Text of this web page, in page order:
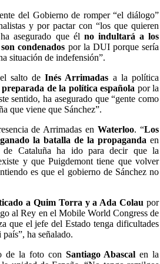
del Gobierno de romper “el diálogo”
y por pactar con “los que quieren
asegurado que él no indultará a los
condenados por la DUI porque sería
situación de indefensión”.
salto deInés Arrimadas a la política
de la política española por la
sentido, ha asegurado que “gente como
que viene que Sánchez”.
de Arrimadas enWaterloo. “Los
la batalla de la propaganda en
Cataluña ha ido para decir que la
y que Puigdemont tiene que volver
es que el gobierno de Sánchez no
a Quim Torra y a Ada Colau por
al Rey en el Mobile World Congress de
que el jefe del Estado tenga dificultades
ha señalado.
de la foto con Santiago Abascal en la